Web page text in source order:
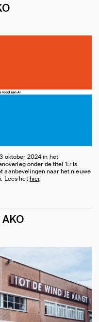
oktober 2024 in het
onder de titel 'Er is
aanbevelingen naar het nieuwe
Lees hethier.